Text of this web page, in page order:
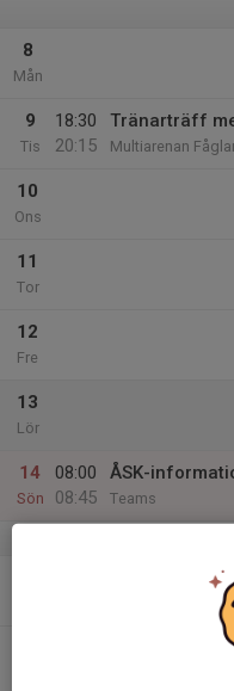
8
Mån
9
Tis
18:30
20:15
Tränarträff
Multiarenan
10
Ons
11
Tor
12
Fre
13
Lör
14
Sön
08:00
08:45
ÅSK-
Teams